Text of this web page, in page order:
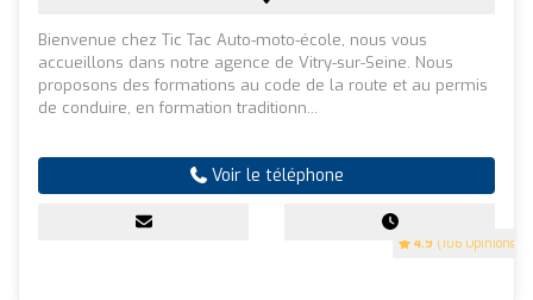
4.9 (106 Opinions)
Bienvenue chez Tic Tac Auto-moto-école, nous vous
accueillons dans notre agence de Vitry-sur-Seine. Nous
proposons des formations au code de la route et au permis
de conduire, en formation traditionn...
Voir le téléphone